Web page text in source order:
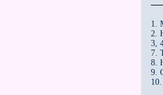
1.
2.
3,
7.
8.
9.